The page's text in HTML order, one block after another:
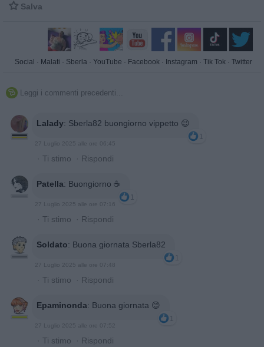
 Salva
Social · Malati · Sberla · YouTube · Facebook · Instagram · Tik Tok · Twitter
 Leggi i commenti precedenti...
Lalady: Sberla82 buongiorno vippetto 😉
1
27 Luglio 2025 alle ore 06:45
· Ti stimo · Rispondi
Patella: Buongiorno ☕️
1
27 Luglio 2025 alle ore 07:16
· Ti stimo · Rispondi
Soldato: Buona giornata Sberla82
1
27 Luglio 2025 alle ore 07:48
· Ti stimo · Rispondi
Epaminonda: Buona giornata 😊
1
27 Luglio 2025 alle ore 07:52
· Ti stimo · Rispondi